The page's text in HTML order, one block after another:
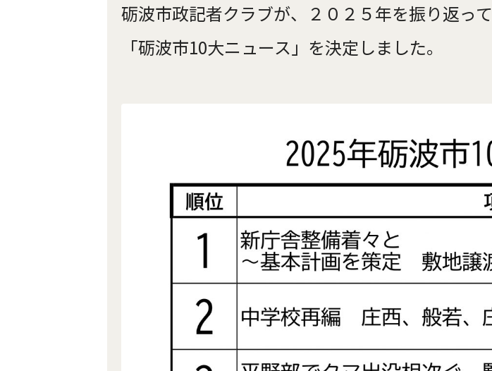
砺波市政記者クラブが、２０２５年を振り返って
「砺波市10大ニュース」 を決定しました。